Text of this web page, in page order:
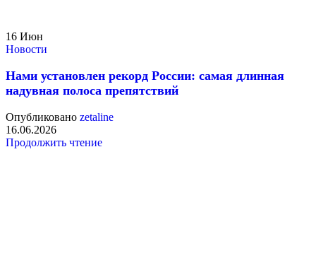
16 Июн
Новости
Нами установлен рекорд России: самая длинная
надувная полоса препятствий
Опубликовано zetaline
16.06.2026
Продолжить чтение